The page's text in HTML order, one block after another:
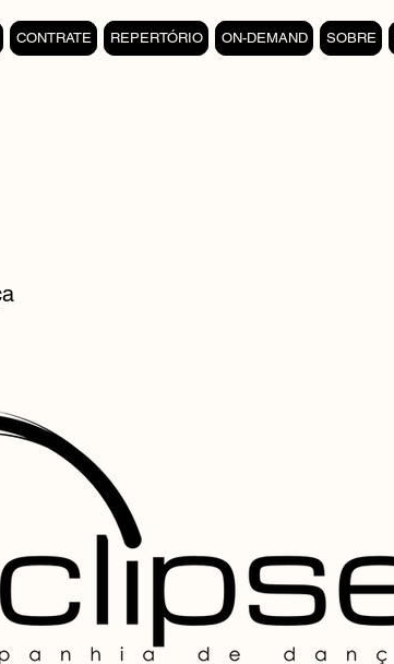
CONTRATE REPERTÓRIO ON-DEMAND SOBRE